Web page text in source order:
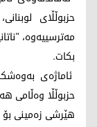
حزبوڵڵای
مەترسییەوە،
بکات.
ئاماژەی
حزبوڵڵا وەڵامی
هێرشی زەمینی